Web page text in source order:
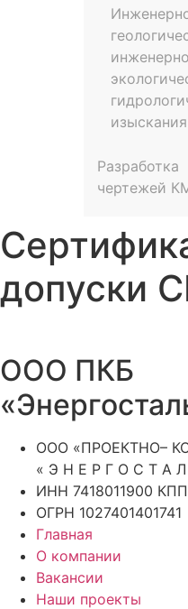
изыскания
Разработка
чертежей
допуски
ООО ПКБ
ООО «ПРОЕКТНО–
« Э Н Е Р Г О С Т А
ИНН 7418011900
ОГРН 1027401401741
Главная
О компании
Вакансии
Наши проекты